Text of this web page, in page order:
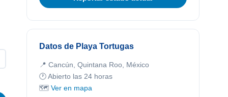
Datos de Playa Tortugas
📍 Cancún, Quintana Roo, México
🕐 Abierto las 24 horas
🗺️ Ver en mapa